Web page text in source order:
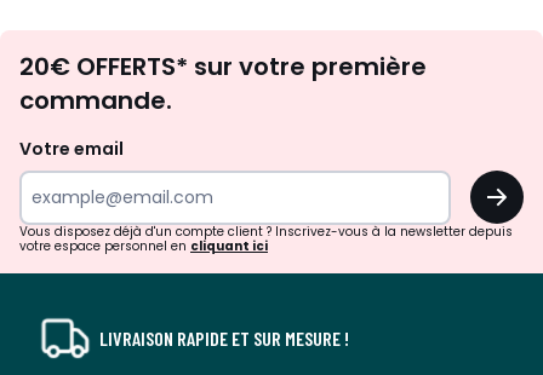
d'inspirations
surprises?
20€ OFFERTS* sur votre première
commande.
Votre email
OK
Vous disposez déjà d'un compte client ? Inscrivez-vous à la newsletter depuis
votre espace personnel en cliquant ici
LIVRAISON RAPIDE ET SUR MESURE !